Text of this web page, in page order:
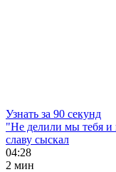
Узнать за 90 секунд
"Не делили мы тебя
славу сыскал
04:28
2 мин